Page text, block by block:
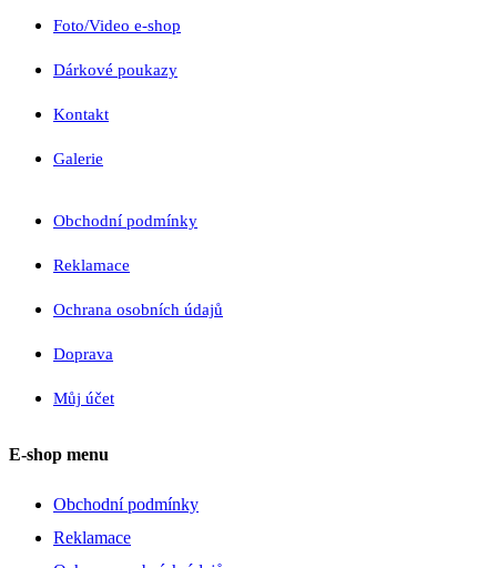
Foto/Video e-shop
Dárkové poukazy
Kontakt
Galerie
Obchodní podmínky
Reklamace
Ochrana osobních údajů
Doprava
Můj účet
E-shop menu
Obchodní podmínky
Reklamace